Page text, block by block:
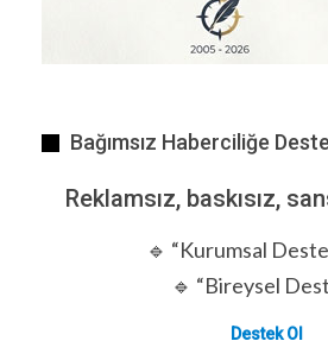
Bağımsız Haberciliğe
Reklamsız, baskısız,
🔹 “Kurumsal
🔹 “Bireysel
Destek Ol